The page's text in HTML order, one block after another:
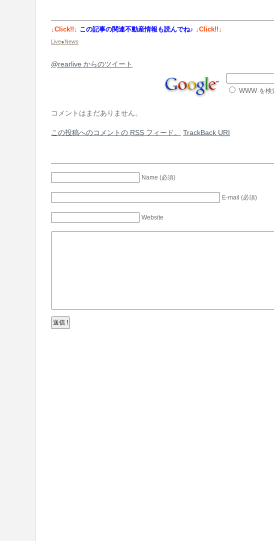
↓Click!!↓ この記事の関連不動産情報も読んでね♪ ↓Click!!↓
Live●News
@rearlive からのツイート
WWW を検
コメントはまだありません。
この投稿へのコメントの RSS フィード。 TrackBack URI
Name (必須)
E-mail (必須)
Website